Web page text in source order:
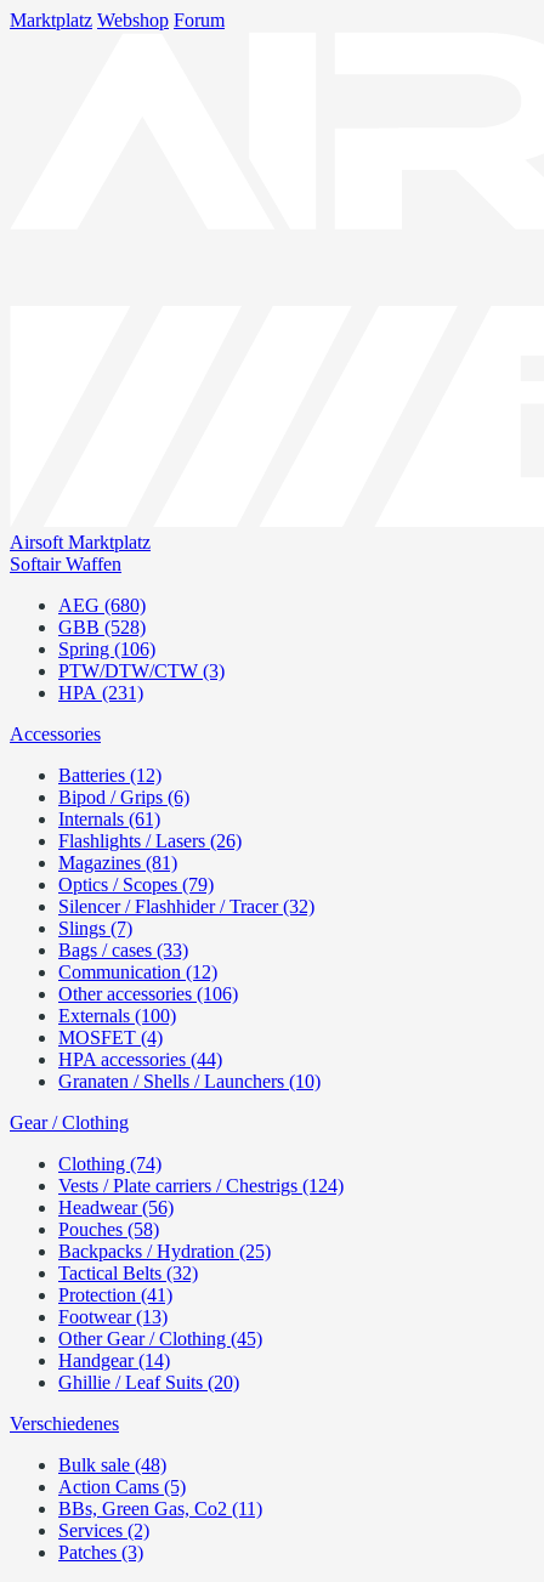
Marktplatz Webshop Forum
Airsoft Marktplatz
Softair Waffen
AEG (680)
GBB (528)
Spring (106)
PTW/DTW/CTW (3)
HPA (231)
Accessories
Batteries (12)
Bipod / Grips (6)
Internals (61)
Flashlights / Lasers (26)
Magazines (81)
Optics / Scopes (79)
Silencer / Flashhider / Tracer (32)
Slings (7)
Bags / cases (33)
Communication (12)
Other accessories (106)
Externals (100)
MOSFET (4)
HPA accessories (44)
Granaten / Shells / Launchers (10)
Gear / Clothing
Clothing (74)
Vests / Plate carriers / Chestrigs (124)
Headwear (56)
Pouches (58)
Backpacks / Hydration (25)
Tactical Belts (32)
Protection (41)
Footwear (13)
Other Gear / Clothing (45)
Handgear (14)
Ghillie / Leaf Suits (20)
Verschiedenes
Bulk sale (48)
Action Cams (5)
BBs, Green Gas, Co2 (11)
Services (2)
Patches (3)